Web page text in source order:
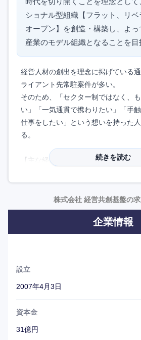
ショナル型組織【フラット、リベ
オープン】を創造・構築し、よ
産業のモデル組織となることを目
経営人材の創出を理念に掲げている
ライアント先常駐案件が多い。
そのため、「セクター制ではなく、
い」「一気通貫で携わりたい」「手
仕事をしたい」という想いを持った
る。
【主な経営支援テーマ】
アジア進出支援／戦略子会社改革／
ファンド組成／営業改革／中期戦略
業・オーナー経営者向け経営支援
※ハンズオン(常駐協業)型経営支援を
テーマから全社課題まで、企業規模
続きを読む
株式会社 経営共創基盤の
企業情報
設立
2007年4月3日
資本金
31億円